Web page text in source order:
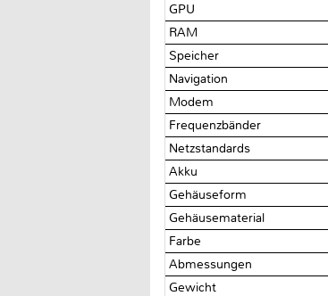
GPU
RAM
Speicher
Navigation
Modem
Frequenzbänder
Netzstandards
Akku
Gehäuseform
Gehäusematerial
Farbe
Abmessungen
Gewicht